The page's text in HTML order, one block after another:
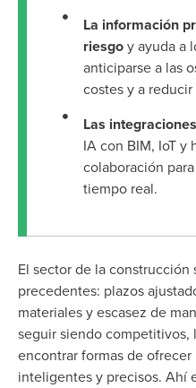
La información
riesgoy ayuda a
anticiparse a las
costes y a
Las
IA con BIM, IoT y
colaboración
tiempo real.
El sector de la construcción
precedentes: plazos
materiales y escasez de
seguir siendo competitivos,
encontrar formas de
inteligentes y precisos. Ahí